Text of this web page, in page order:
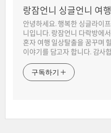
랑잠언니 싱글언니 여행
안녕하세요. 행복한 싱글라이
니입니다. 랑잠언니 다락방에
혼자 여행 일상탈출을 꿈꾸며
이야기를 담고자 합니다. 감사
구독하기